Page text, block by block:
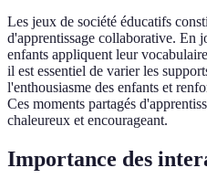
Les jeux de société éducatifs
d'apprentissage collaborative. En
enfants appliquent leur
il est essentiel de varier les
l'enthousiasme des enfants et
Ces moments partagés
chaleureux et encourageant.
Importance des